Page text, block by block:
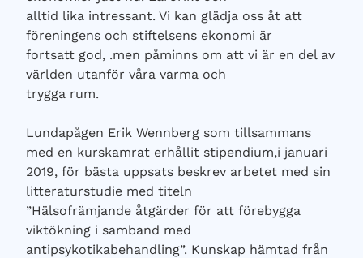
alltid lika intressant. Vi kan glädja oss åt att
föreningens och stiftelsens ekonomi är
fortsatt god, .men påminns om att vi är en del av
världen utanför våra varma och
trygga rum.
Lundapågen Erik Wennberg som tillsammans
med en kurskamrat erhållit stipendium,i januari
2019, för bästa uppsats beskrev arbetet med sin
litteraturstudie med titeln
”Hälsofrämjande åtgärder för att förebygga
viktökning i samband med
antipsykotikabehandling”. Kunskap hämtad från